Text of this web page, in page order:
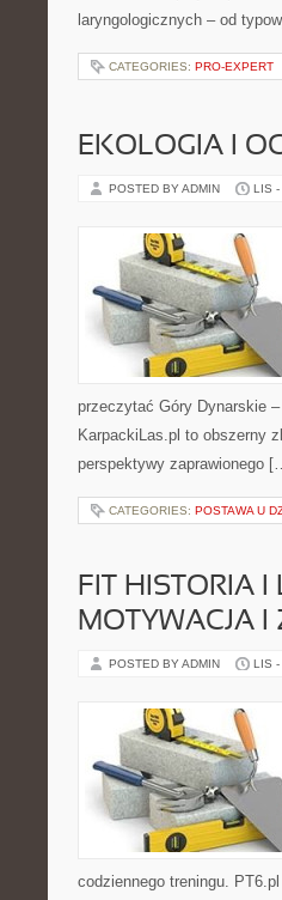
laryngologicznych – od
CATEGORIES: PRO-EXPERT
EKOLOGIA I
POSTED BY ADMIN LIS -
przeczytać Góry Dynarskie
KarpackiLas.pl to obszerny
perspektywy zaprawionego
CATEGORIES: POSTAWA U
FIT HISTORIA I
MOTYWACJA I
POSTED BY ADMIN LIS -
codziennego treningu.